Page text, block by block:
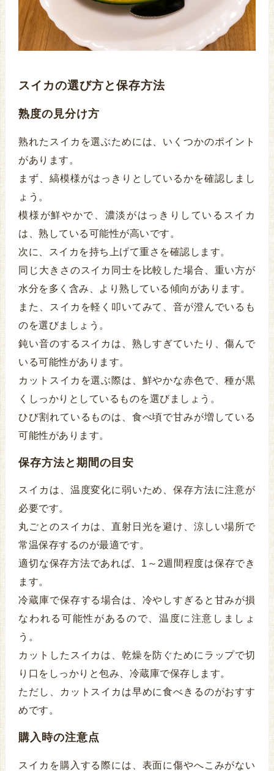
スイカの選び方と保存方法
熟度の見分け方
熟れたスイカを選ぶためには、いくつかのポイント
があります。
まず、縞模様がはっきりとしているかを確認しまし
ょう。
模様が鮮やかで、濃淡がはっきりしているスイカ
は、熟している可能性が高いです。
次に、スイカを持ち上げて重さを確認します。
同じ大きさのスイカ同士を比較した場合、重い方が
水分を多く含み、より熟している傾向があります。
また、スイカを軽く叩いてみて、音が澄んでいるも
のを選びましょう。
鈍い音のするスイカは、熟しすぎていたり、傷んで
いる可能性があります。
カットスイカを選ぶ際は、鮮やかな赤色で、種が黒
くしっかりとしているものを選びましょう。
ひび割れているものは、食べ頃で甘みが増している
可能性があります。
保存方法と期間の目安
スイカは、温度変化に弱いため、保存方法に注意が
必要です。
丸ごとのスイカは、直射日光を避け、涼しい場所で
常温保存するのが最適です。
適切な保存方法であれば、1～2週間程度は保存でき
ます。
冷蔵庫で保存する場合は、冷やしすぎると甘みが損
なわれる可能性があるので、温度に注意しましょ
う。
カットしたスイカは、乾燥を防ぐためにラップで切
り口をしっかりと包み、冷蔵庫で保存します。
ただし、カットスイカは早めに食べきるのがおすす
めです。
購入時の注意点
スイカを購入する際には、表面に傷やへこみがない